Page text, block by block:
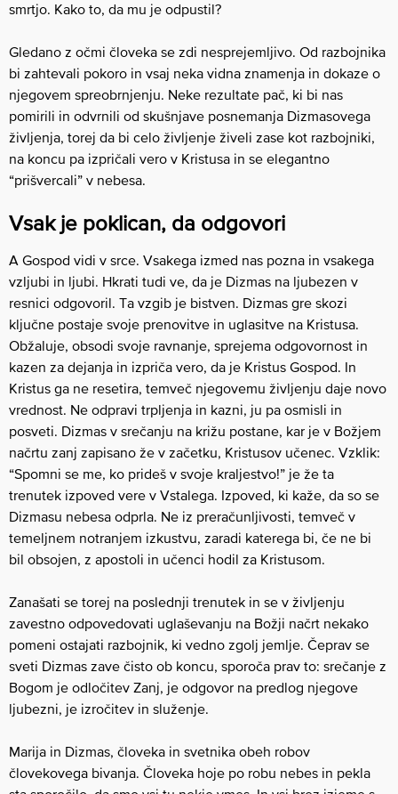
smrtjo. Kako to, da mu je odpustil?
Gledano z očmi človeka se zdi nesprejemljivo. Od razbojnika
bi zahtevali pokoro in vsaj neka vidna znamenja in dokaze o
njegovem spreobrnjenju. Neke rezultate pač, ki bi nas
pomirili in odvrnili od skušnjave posnemanja Dizmasovega
življenja, torej da bi celo življenje živeli zase kot razbojniki,
na koncu pa izpričali vero v Kristusa in se elegantno
“prišvercali” v nebesa.
Vsak je poklican, da odgovori
A Gospod vidi v srce. Vsakega izmed nas pozna in vsakega
vzljubi in ljubi. Hkrati tudi ve, da je Dizmas na ljubezen v
resnici odgovoril. Ta vzgib je bistven. Dizmas gre skozi
ključne postaje svoje prenovitve in uglasitve na Kristusa.
Obžaluje, obsodi svoje ravnanje, sprejema odgovornost in
kazen za dejanja in izpriča vero, da je Kristus Gospod. In
Kristus ga ne resetira, temveč njegovemu življenju daje novo
vrednost. Ne odpravi trpljenja in kazni, ju pa osmisli in
posveti. Dizmas v srečanju na križu postane, kar je v Božjem
načrtu zanj zapisano že v začetku, Kristusov učenec. Vzklik:
“Spomni se me, ko prideš v svoje kraljestvo!” je že ta
trenutek izpoved vere v Vstalega. Izpoved, ki kaže, da so se
Dizmasu nebesa odprla. Ne iz preračunljivosti, temveč v
temeljnem notranjem izkustvu, zaradi katerega bi, če ne bi
bil obsojen, z apostoli in učenci hodil za Kristusom.
Zanašati se torej na poslednji trenutek in se v življenju
zavestno odpovedovati uglaševanju na Božji načrt nekako
pomeni ostajati razbojnik, ki vedno zgolj jemlje. Čeprav se
sveti Dizmas zave čisto ob koncu, sporoča prav to: srečanje z
Bogom je odločitev Zanj, je odgovor na predlog njegove
ljubezni, je izročitev in služenje.
Marija in Dizmas, človeka in svetnika obeh robov
človekovega bivanja. Človeka hoje po robu nebes in pekla